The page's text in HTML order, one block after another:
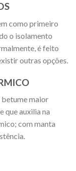
como primeiro
o isolamento
é feito
outras opções.
betume maior
que auxilia na
com manta